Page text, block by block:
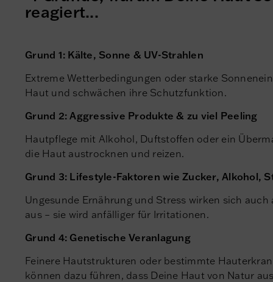
reagiert...
Grund 1: Kälte, Sonne & UV-Strahlen
Extreme Wetterbedingungen oder starke
Haut und schwächen ihre Schutzfunktion.
Grund 2: Aggressive Produkte & zu viel Peeling
Hautpflege mit Alkohol, Duftstoffen oder ein
die Haut austrocknen und reizen.
Grund 3: Lifestyle-Faktoren wie Zucker, Alkohol,
Ungesunde Ernährung und Stress wirken sich
aus – sie wird anfälliger für Irritationen.
Grund 4: Genetische Veranlagung
Feinere Hautstrukturen oder bestimmte
können dazu führen, dass Deine Haut von Natur